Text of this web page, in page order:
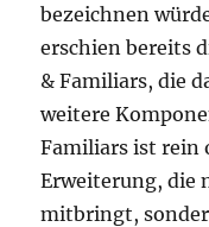
bezeichnen
erschien bereits
& Familiars, die
weitere
Familiars ist rein
Erweiterung, die
mitbringt,